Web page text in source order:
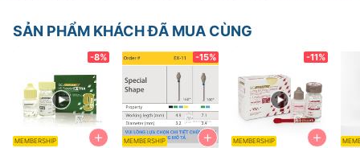
SẢN PHẨM KHÁCH ĐÃ MUA CÙNG
+
-8%
MEMBERSHIP +
-15%
MEMBERSHIP +
-11%
MEMBERSHIP